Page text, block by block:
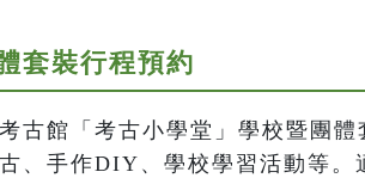
套裝行程預約
古館「考古小學堂」學校暨團
、手作DIY、學校學習活動等。